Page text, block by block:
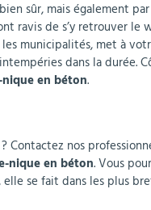
sûr, mais également
ravis de s’y retrouver
municipalités, met à
dans la durée.
en béton.
Contactez nos
nique en béton. Vous
elle se fait dans les plus